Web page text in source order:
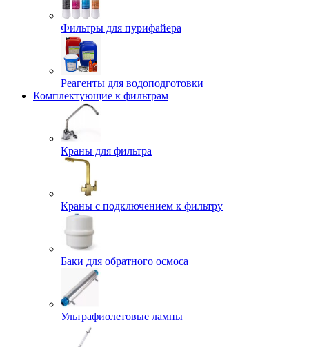
Фильтры для пурифайера
Реагенты для водоподготовки
Комплектующие к фильтрам
Краны для фильтра
Краны с подключением к фильтру
Баки для обратного осмоса
Ультрафиолетовые лампы